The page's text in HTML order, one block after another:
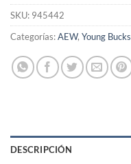
SKU: 945442
Categorías:AEW, Young Bucks
DESCRIPCIÓN